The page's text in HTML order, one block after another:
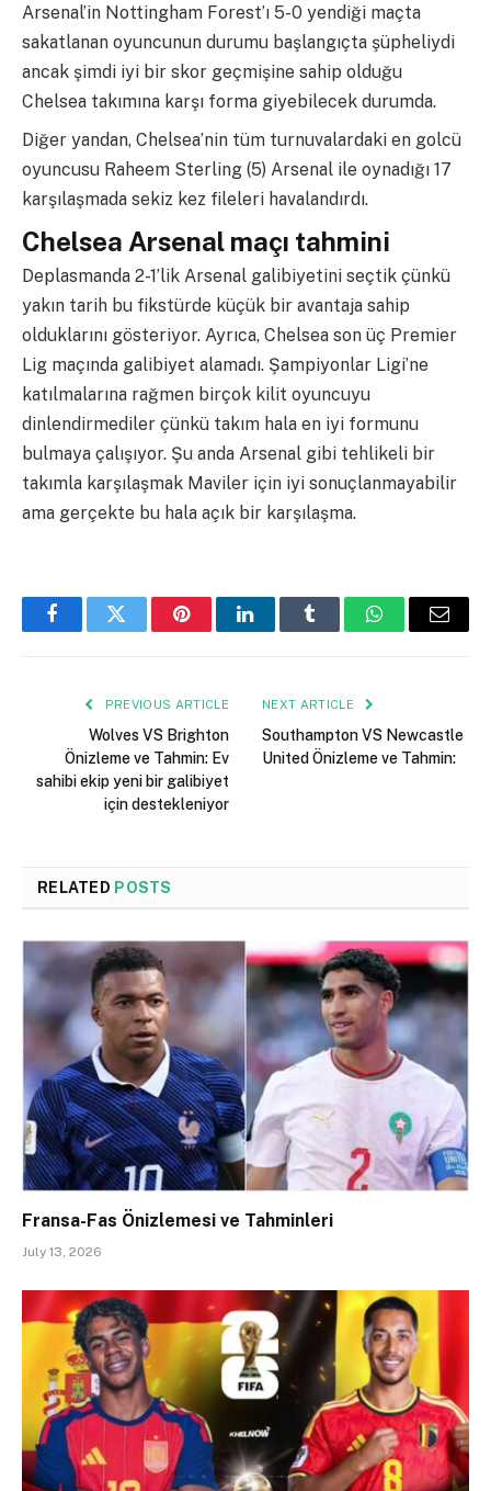
Arsenal’in Nottingham Forest’ı 5-0 yendiği maçta
sakatlanan oyuncunun durumu başlangıçta şüpheliydi
ancak şimdi iyi bir skor geçmişine sahip olduğu
Chelsea takımına karşı forma giyebilecek durumda.
Diğer yandan, Chelsea’nin tüm turnuvalardaki en golcü
oyuncusu Raheem Sterling (5) Arsenal ile oynadığı 17
karşılaşmada sekiz kez fileleri havalandırdı.
Chelsea Arsenal maçı tahmini
Deplasmanda 2-1’lik Arsenal galibiyetini seçtik çünkü
yakın tarih bu fikstürde küçük bir avantaja sahip
olduklarını gösteriyor. Ayrıca, Chelsea son üç Premier
Lig maçında galibiyet alamadı. Şampiyonlar Ligi’ne
katılmalarına rağmen birçok kilit oyuncuyu
dinlendirmediler çünkü takım hala en iyi formunu
bulmaya çalışıyor. Şu anda Arsenal gibi tehlikeli bir
takımla karşılaşmak Maviler için iyi sonuçlanmayabilir
ama gerçekte bu hala açık bir karşılaşma.
FacebookTwitter PinterestLinkedInTumblr WhatsAppEmail
PREVIOUS ARTICLE
Wolves VS Brighton
Önizleme ve Tahmin: Ev
sahibi ekip yeni bir galibiyet
için destekleniyor
NEXT ARTICLE
Southampton VS Newcastle
United Önizleme ve Tahmin:
RELATED POSTS
Fransa-Fas Önizlemesi ve Tahminleri
July 13, 2026